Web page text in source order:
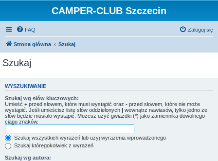
CAMPER-CLUB Szczecin
FAQ Zaloguj się
Strona główna Szukaj
Szukaj
WYSZUKIWANIE
Szukaj wg słów kluczowych:
Umieść + przed słowem, które musi wystąpić oraz - przed słowem, które nie może
wystąpić. Jeśli umieścisz listę słów oddzielonych | wewnątrz nawiasów, tylko jedno ze
słów będzie musiało wystąpić. Możesz użyć gwiazdki (*) jako zamiennika dowolnego
ciągu znaków.
Szukaj wszystkich wyrażeń lub użyj wyrażenia wprowadzonego
Szukaj któregokolwiek z wyrażeń
Szukaj wg autora: